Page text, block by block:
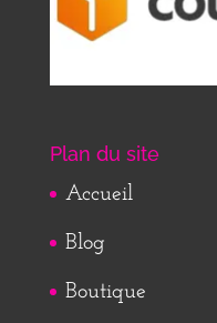
Plan du site
Accueil
Blog
Boutique